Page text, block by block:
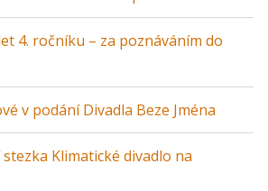
4. ročníku – za poznáváním do
v podání Divadla Beze Jména
Klimatické divadlo na